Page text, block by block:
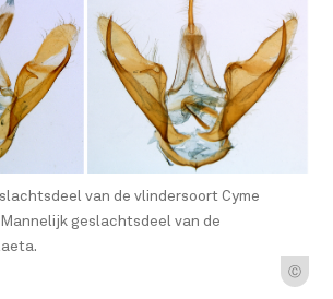
van de vlindersoort Cyme
geslachtsdeel van de
Ⓒ